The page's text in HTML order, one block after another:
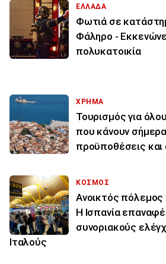
ΕΛΛΑΔΑ
Φωτιά σε
Φάληρο -
πολυκατοικία
ΧΡΗΜΑ
Τουρισμός για
που κάνουν
προϋποθέσεις και
ΚΟΣΜΟΣ
Ανοικτός
Η Ισπανία
συνοριακούς
Ιταλούς